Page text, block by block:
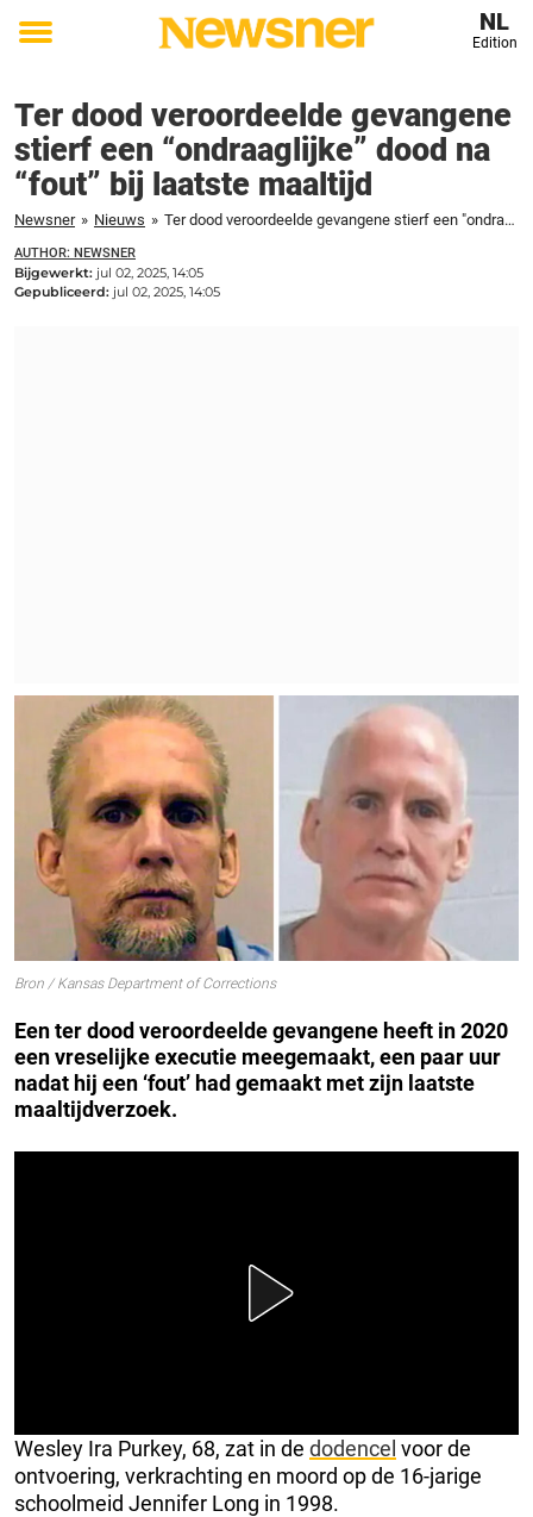
Toggle
NL
Edition
Ter dood veroordeelde gevangene
stierf een “ondraaglijke” dood na
“fout” bij laatste maaltijd
Newsner » Nieuws » Ter dood veroordeelde gevangene stierf een "ondraaglijke" dood na "fout" bij laatste maaltijd
AUTHOR: NEWSNER
Bijgewerkt: jul 02, 2025, 14:05
Gepubliceerd: jul 02, 2025, 14:05
Bron / Kansas Department of Corrections
Een ter dood veroordeelde gevangene heeft in 2020
een vreselijke executie meegemaakt, een paar uur
nadat hij een ‘fout’ had gemaakt met zijn laatste
maaltijdverzoek.
Wesley Ira Purkey, 68, zat in de dodencel voor de
ontvoering, verkrachting en moord op de 16-jarige
schoolmeid Jennifer Long in 1998.